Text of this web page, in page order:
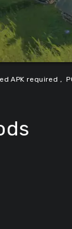
APK required ,